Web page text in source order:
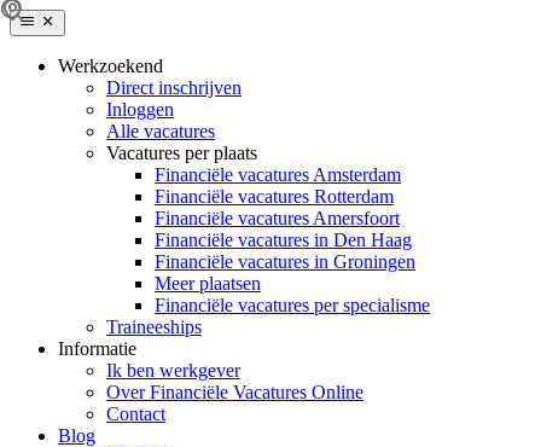
Werkzoekend
Direct inschrijven
Inloggen
Alle vacatures
Vacatures per plaats
Financiële vacatures Amsterdam
Financiële vacatures Rotterdam
Financiële vacatures Amersfoort
Financiële vacatures in Den Haag
Financiële vacatures in Groningen
Meer plaatsen
Financiële vacatures per specialisme
Traineeships
Informatie
Ik ben werkgever
Over Financiële Vacatures Online
Contact
Blog